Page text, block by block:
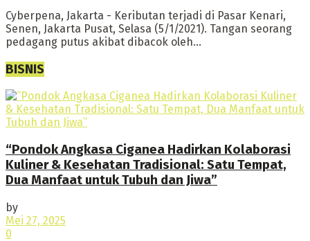
Cyberpena, Jakarta - Keributan terjadi di Pasar Kenari,
Senen, Jakarta Pusat, Selasa (5/1/2021). Tangan seorang
pedagang putus akibat dibacok oleh...
BISNIS
“Pondok Angkasa Ciganea Hadirkan Kolaborasi
Kuliner & Kesehatan Tradisional: Satu Tempat,
Dua Manfaat untuk Tubuh dan Jiwa”
by
Mei 27, 2025
0